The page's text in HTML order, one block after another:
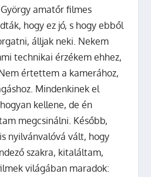
amatőr filmes
hogy ez jó, s hogy ebből
álljak neki. Nekem
technikai érzékem ehhez,
értettem a kamerához,
Mindenkinek el
kellene, de én
megcsinálni. Később,
nyilvánvalóvá vált, hogy
szakra, kitaláltam,
világában maradok: